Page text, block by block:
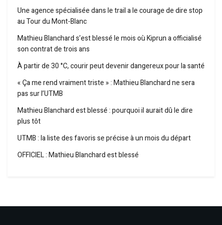
Une agence spécialisée dans le trail a le courage de dire stop
au Tour du Mont-Blanc
Mathieu Blanchard s’est blessé le mois où Kiprun a officialisé
son contrat de trois ans
À partir de 30 °C, courir peut devenir dangereux pour la santé
« Ça me rend vraiment triste » : Mathieu Blanchard ne sera
pas sur l’UTMB
Mathieu Blanchard est blessé : pourquoi il aurait dû le dire
plus tôt
UTMB : la liste des favoris se précise à un mois du départ
OFFICIEL : Mathieu Blanchard est blessé